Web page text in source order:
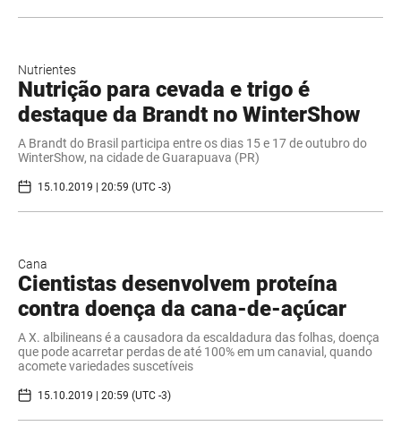
Nutrientes
Nutrição para cevada e trigo é
destaque da Brandt no WinterShow
A Brandt do Brasil participa entre os dias 15 e 17 de outubro do
WinterShow, na cidade de Guarapuava (PR)
15.10.2019 | 20:59 (UTC -3)
Cana
Cientistas desenvolvem proteína
contra doença da cana-de-açúcar
A X. albilineans é a causadora da escaldadura das folhas, doença
que pode acarretar perdas de até 100% em um canavial, quando
acomete variedades suscetíveis
15.10.2019 | 20:59 (UTC -3)